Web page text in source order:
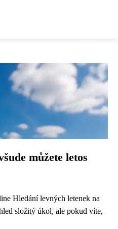
můžete letos
Hledání levných letenek na
složitý úkol, ale pokud víte,